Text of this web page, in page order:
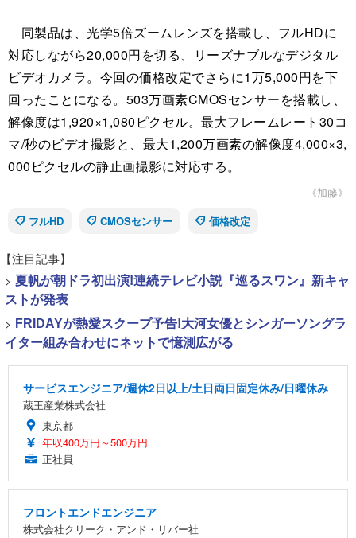
同製品は、光学5倍ズームレンズを搭載し、フルHDに
対応しながら20,000円を切る、リーズナブルなデジタル
ビデオカメラ。今回の価格改定でさらに1万5,000円を下
回ったことになる。503万画素CMOSセンサーを搭載し、
解像度は1,920×1,080ピクセル。最大フレームレート30コ
マ/秒のビデオ撮影と、最大1,200万画素の解像度4,000×3,
000ピクセルの静止画撮影に対応する。
《加藤》
フルHD
CMOSセンサー 価格改定
【注目記事】
> 夏帆が朝ドラ初出演!連続テレビ小説『巡るスワン』新キャ
ストが発表
> FRIDAYが熱愛スクープ予告!大河女優とシンガーソングラ
イター組み合わせにネットで憶測広がる
サービスエンジニア/週休2日以上/土日両日固定休み/日曜休み
蔵王産業株式会社
東京都
年収400万円～500万円
正社員
フロントエンドエンジニア
株式会社クリーク・アンド・リバー社